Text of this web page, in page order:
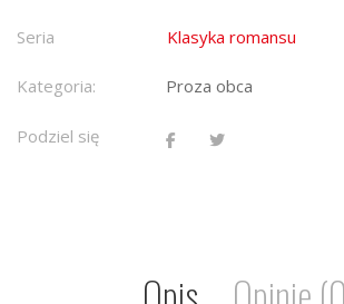
Seria Klasyka romansu
Kategoria: Proza obca
Podziel się